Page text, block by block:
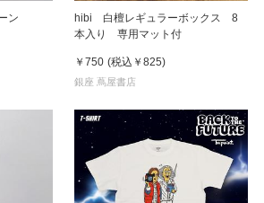
ン
hibi 白檀レギュラーボックス 8
本入り 専用マット付
￥750 (税込 ￥825)
銀座 蔦屋書店